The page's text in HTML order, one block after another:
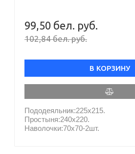
99,50 бел. руб.
102,84 бел. руб.
В КОРЗИНУ
Пододеяльник:225х215.
Простыня:240х220.
Наволочки:70х70-2шт.